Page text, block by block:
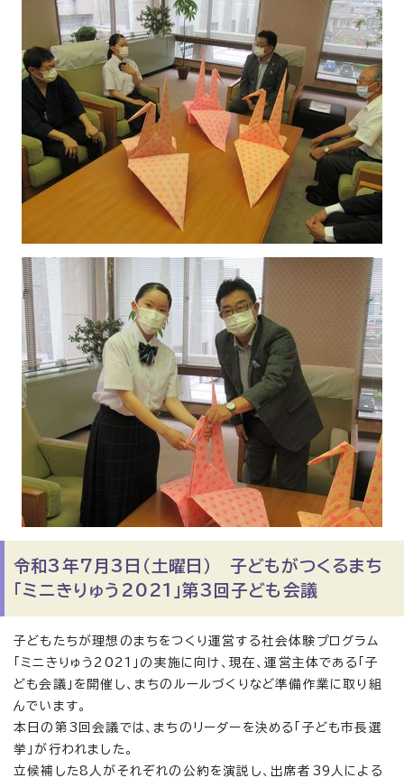
令和3年7月3日（土曜日） 子どもがつくるまち
「ミニきりゅう2021」第3回子ども会議
子どもたちが理想のまちをつくり運営する社会体験プログラム
「ミニきりゅう2021」の実施に向け、現在、運営主体である「子
ども会議」を開催し、まちのルールづくりなど準備作業に取り組
んでいます。
本日の第3回会議では、まちのリーダーを決める「子ども市長選
挙」が行われました。
立候補した8人がそれぞれの公約を演説し、出席者39人による